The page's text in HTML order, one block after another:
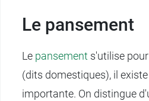
Le pansement
Le pansement s'utilise
(dits domestiques), il
importante. On distingue